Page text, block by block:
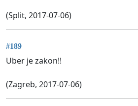
(Split, 2017-07-06)
#189
Uber je zakon!!
(Zagreb, 2017-07-06)